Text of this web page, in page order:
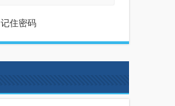
记住密码